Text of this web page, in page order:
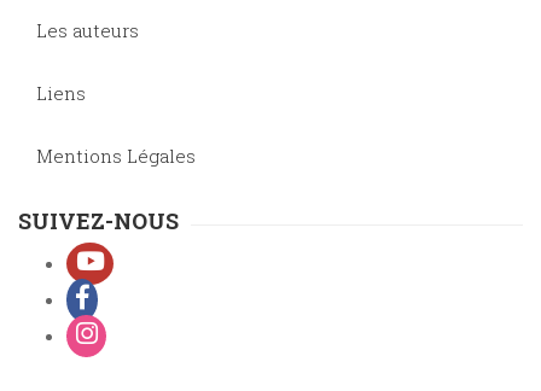
Les auteurs
Liens
Mentions Légales
SUIVEZ-NOUS